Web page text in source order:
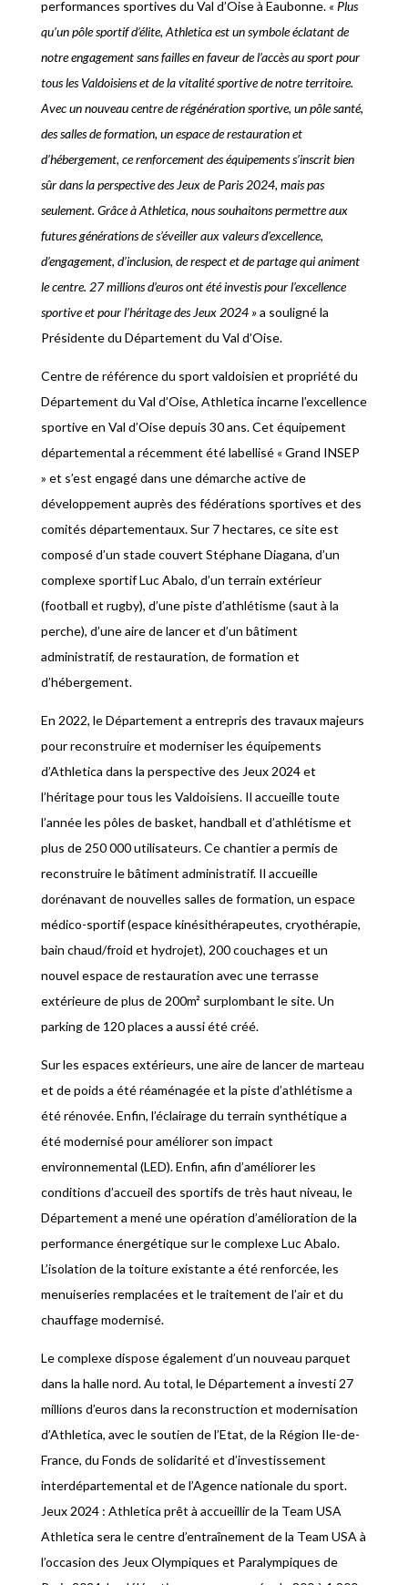
performances sportives du Val d’Oise à Eaubonne. « Plus
qu’un pôle sportif d’élite, Athletica est un symbole éclatant de
notre engagement sans failles en faveur de l’accès au sport pour
tous les Valdoisiens et de la vitalité sportive de notre territoire.
Avec un nouveau centre de régénération sportive, un pôle santé,
des salles de formation, un espace de restauration et
d’hébergement, ce renforcement des équipements s’inscrit bien
sûr dans la perspective des Jeux de Paris 2024, mais pas
seulement. Grâce à Athletica, nous souhaitons permettre aux
futures générations de s’éveiller aux valeurs d’excellence,
d’engagement, d’inclusion, de respect et de partage qui animent
le centre. 27 millions d’euros ont été investis pour l’excellence
sportive et pour l’héritage des Jeux 2024 »a souligné la
Présidente du Département du Val d’Oise.
Centre de référence du sport valdoisien et propriété du
Département du Val d’Oise, Athletica incarne l’excellence
sportive en Val d’Oise depuis 30 ans. Cet équipement
départemental a récemment été labellisé « Grand INSEP
» et s’est engagé dans une démarche active de
développement auprès des fédérations sportives et des
comités départementaux. Sur 7 hectares, ce site est
composé d’un stade couvert Stéphane Diagana, d’un
complexe sportif Luc Abalo, d’un terrain extérieur
(football et rugby), d’une piste d’athlétisme (saut à la
perche), d’une aire de lancer et d’un bâtiment
administratif, de restauration, de formation et
d’hébergement.
En 2022, le Département a entrepris des travaux majeurs
pour reconstruire et moderniser les équipements
d’Athletica dans la perspective des Jeux 2024 et
l’héritage pour tous les Valdoisiens. Il accueille toute
l’année les pôles de basket, handball et d’athlétisme et
plus de 250 000 utilisateurs. Ce chantier a permis de
reconstruire le bâtiment administratif. Il accueille
dorénavant de nouvelles salles de formation, un espace
médico-sportif (espace kinésithérapeutes, cryothérapie,
bain chaud/froid et hydrojet), 200 couchages et un
nouvel espace de restauration avec une terrasse
extérieure de plus de 200m² surplombant le site. Un
parking de 120 places a aussi été créé.
Sur les espaces extérieurs, une aire de lancer de marteau
et de poids a été réaménagée et la piste d’athlétisme a
été rénovée. Enfin, l’éclairage du terrain synthétique a
été modernisé pour améliorer son impact
environnemental (LED). Enfin, afin d’améliorer les
conditions d’accueil des sportifs de très haut niveau, le
Département a mené une opération d’amélioration de la
performance énergétique sur le complexe Luc Abalo.
L’isolation de la toiture existante a été renforcée, les
menuiseries remplacées et le traitement de l’air et du
chauffage modernisé.
Le complexe dispose également d’un nouveau parquet
dans la halle nord. Au total, le Département a investi 27
millions d’euros dans la reconstruction et modernisation
d’Athletica, avec le soutien de l’Etat, de la Région Ile-de-
France, du Fonds de solidarité et d’investissement
interdépartemental et de l’Agence nationale du sport.
Jeux 2024 : Athletica prêt à accueillir de la Team USA
Athletica sera le centre d’entraînement de la Team USA à
l’occasion des Jeux Olympiques et Paralympiques de